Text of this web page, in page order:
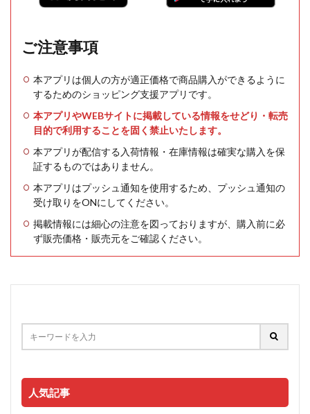
ご注意事項
本アプリは個人の方が適正価格で商品購入ができるように
するためのショッピング支援アプリです。
本アプリやWEBサイトに掲載している情報をせどり・転売
目的で利用することを固く禁止いたします。
本アプリが配信する入荷情報・在庫情報は確実な購入を保
証するものではありません。
本アプリはプッシュ通知を使用するため、プッシュ通知の
受け取りをONにしてください。
掲載情報には細心の注意を図っておりますが、購入前に必
ず販売価格・販売元をご確認ください。
人気記事